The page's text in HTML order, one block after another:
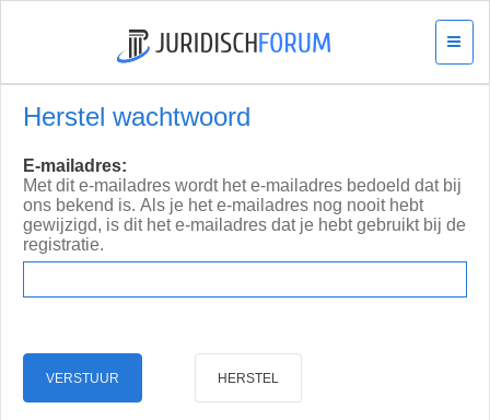
Herstel wachtwoord
E-mailadres:
Met dit e-mailadres wordt het e-mailadres bedoeld dat bij
ons bekend is. Als je het e-mailadres nog nooit hebt
gewijzigd, is dit het e-mailadres dat je hebt gebruikt bij de
registratie.